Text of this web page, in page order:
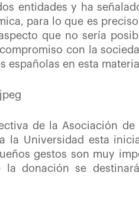
entidades y ha
para lo que es
que no sería
con la
españolas en esta
de la Asociación de
la Universidad esta
gestos son muy
la donación se